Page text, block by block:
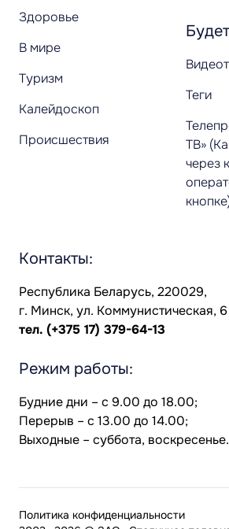
Здоровье
В мире
Туризм
Калейдоскоп
Происшествия
Теги
ТВ»
через
Контакты:
Республика Беларусь, 220029,
г. Минск, ул. Коммунистическая, 6
тел. (+375 17) 379-64-13
Режим работы:
Будние дни – с 9.00 до 18.00;
Перерыв – с 13.00 до 14.00;
Выходные – суббота, воскресенье.
Политика конфиденциальности